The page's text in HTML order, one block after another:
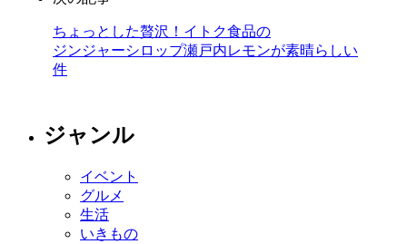
ちょっとした贅沢！イトク食品の
ジンジャーシロップ瀬戸内レモンが素晴らしい
件
ジャンル
イベント
グルメ
生活
いきもの